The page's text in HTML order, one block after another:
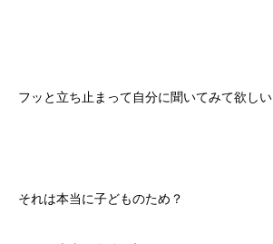
フッと立ち止まって自分に聞いてみて欲しい
それは本当に子どものため？